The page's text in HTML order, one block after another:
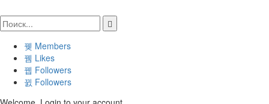
Members
Likes
Followers
Followers